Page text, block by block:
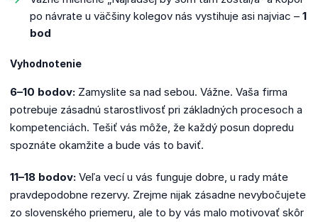
po návrate u väčšiny kolegov nás vystihuje asi najviac – 1
bod
Vyhodnotenie
6–10 bodov: Zamyslite sa nad sebou. Vážne. Vaša firma
potrebuje zásadnú starostlivosť pri základných procesoch a
kompetenciách. Tešiť vás môže, že každý posun dopredu
spoznáte okamžite a bude vás to baviť.
11–18 bodov: Veľa vecí u vás funguje dobre, u rady máte
pravdepodobne rezervy. Zrejme nijak zásadne nevybočujete
zo slovenského priemeru, ale to by vás malo motivovať skôr